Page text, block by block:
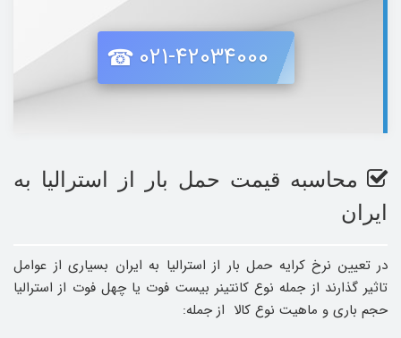
021-42034000
محاسبه قیمت حمل بار از استرالیا به
ایران
در تعیین نرخ کرایه حمل بار از استرالیا به ایران بسیاری از عوامل
تاثیر گذارند از جمله نوع کانتینر بیست فوت یا چهل فوت از استرالیا
حجم باری و ماهیت نوع کالا از جمله: